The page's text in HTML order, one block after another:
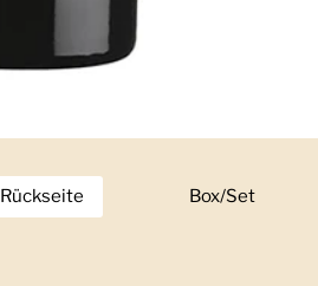
Zeige Folie 2
Rückseite Zeige Folie 3
Box/Set